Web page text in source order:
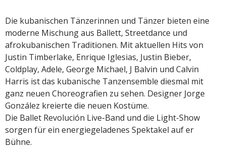
Die kubanischen Tänzerinnen und Tänzer bieten eine
moderne Mischung aus Ballett, Streetdance und
afrokubanischen Traditionen. Mit aktuellen Hits von
Justin Timberlake, Enrique Iglesias, Justin Bieber,
Coldplay, Adele, George Michael, J Balvin und Calvin
Harris ist das kubanische Tanzensemble diesmal mit
ganz neuen Choreografien zu sehen. Designer Jorge
González kreierte die neuen Kostüme.
Die Ballet Revolución Live-Band und die Light-Show
sorgen für ein energiegeladenes Spektakel auf er
Bühne.